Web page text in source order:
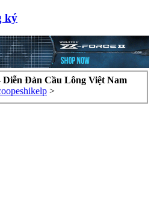
ký
Đàn Cầu Lông Việt Nam
>